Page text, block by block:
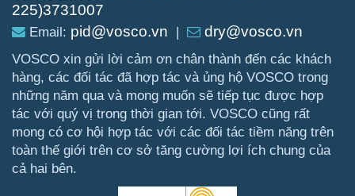
225)3731007
Email: pid@vosco.vn dry@vosco.vn
VOSCO xin gửi lời cảm ơn chân thành đến các khách
hàng, các đối tác đã hợp tác và ủng hộ VOSCO trong
những năm qua và mong muốn sẽ tiếp tục được hợp
tác với quý vị trong thời gian tới. VOSCO cũng rất
mong có cơ hội hợp tác với các đối tác tiềm năng trên
toàn thế giới trên cơ sở tăng cường lợi ích chung của
cả hai bên.